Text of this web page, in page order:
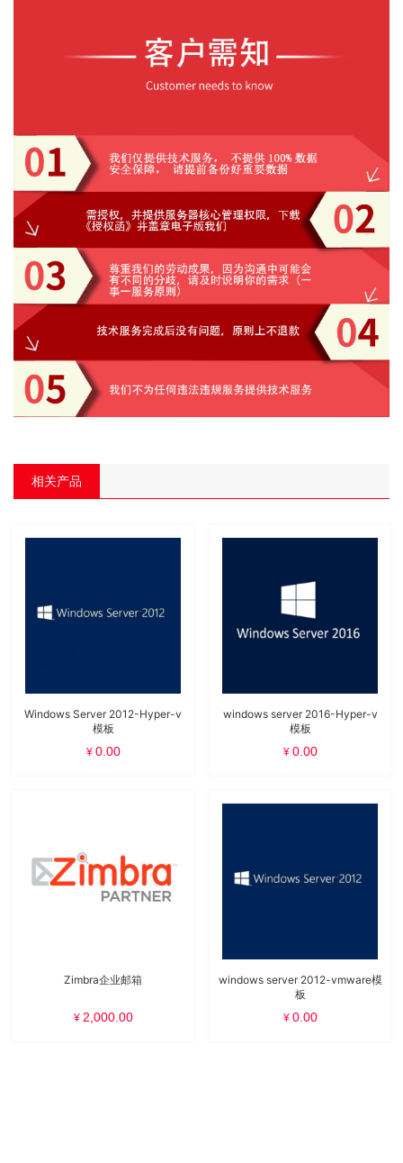
相关产品
Windows Server 2012-Hyper-v
模板
¥ 0.00
windows server 2016-Hyper-v
模板
¥ 0.00
Zimbra企业邮箱
¥ 2,000.00
windows server 2012-vmware模
板
¥ 0.00